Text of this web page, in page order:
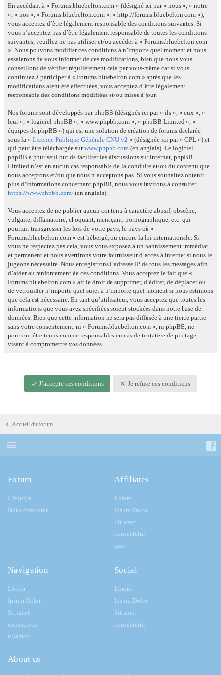
En accédant à « Forums.bluebelton.com » (désigné ici par « nous », « notre
», « nos », « Forums.bluebelton.com », « http://forums.bluebelton.com »),
vous acceptez d’être légalement responsable des conditions suivantes. Si
vous n’acceptez pas d’être légalement responsable de toutes les conditions
suivantes, veuillez ne pas utiliser et/ou accéder à « Forums.bluebelton.com
». Nous pouvons modifier ces conditions à n’importe quel moment et nous
essaierons de vous informer de ces modifications, bien que nous vous
conseillons de vérifier régulièrement cela par vous-même car si vous
continuez à participer à « Forums.bluebelton.com » après que les
modifications aient été effectuées, vous acceptez d’être légalement
responsable des conditions modifiées et/ou mises à jour.
Nos forums sont développés par phpBB (désignés ici par « ils », « eux », «
leur », « logiciel phpBB », « www.phpbb.com », « phpBB Limited », «
équipes de phpBB ») qui est une solution de création de forums déclarée
sous la « Licence Publique Générale GNU v2 » (désignée ici par « GPL ») et
qui peut être téléchargée surwww.phpbb.com (en anglais). Le logiciel
phpBB a pour seul but de faciliter les discussions sur internet, phpBB
Limited n’est en aucun cas responsable de la conduite et/ou du contenu que
nous acceptons et/ou que nous n’acceptons pas. Si vous souhaitez obtenir
plus d’informations concernant phpBB, nous vous invitons à consulter
https://www.phpbb.com/ (en anglais).
Vous acceptez de ne publier aucun contenu à caractère abusif, obscène,
vulgaire, diffamatoire, choquant, menaçant, pornographique, etc. qui
pourrait transgresser les lois de votre pays, le pays où «
Forums.bluebelton.com » est hébergé, ou encore la loi internationale. Si
vous ne respectez pas cela, vous vous exposez à un bannissement immédiat
et permanent et nous avertirons votre fournisseur d’accès à internet si nous le
jugeons nécessaire. Nous enregistrons l’adresse IP de tous les messages afin
d’aider au renforcement de ces conditions. Vous acceptez le fait que «
Forums.bluebelton.com » ait le droit de supprimer, d’éditer, de déplacer ou
de verrouiller n’importe quel sujet à n’importe quel moment si nous estimons
que cela est nécessaire. En tant qu’utilisateur, vous acceptez que toutes les
informations que vous avez spécifiées soient stockées dans notre base de
données. Bien que cette information ne sera pas diffusée à une tierce partie
sans votre consentement, ni « Forums.bluebelton.com », ni phpBB, ne
pourront être tenus comme responsables en cas de tentative de piratage
visant à compromettre vos données.
J’accepte ces conditions Je refuse ces conditions
Accueil du forum
Forum
L’équipe
Nous contacter
Affiliates
Lorem
Ipsum Dolor
Sit amet
consectetur
quis
Navigation
Lorem
Ipsum Dolor
Sit amet
consectetur
ullamco
Social
Lorem
Ipsum Dolor
Sit amet
consectetur
About us